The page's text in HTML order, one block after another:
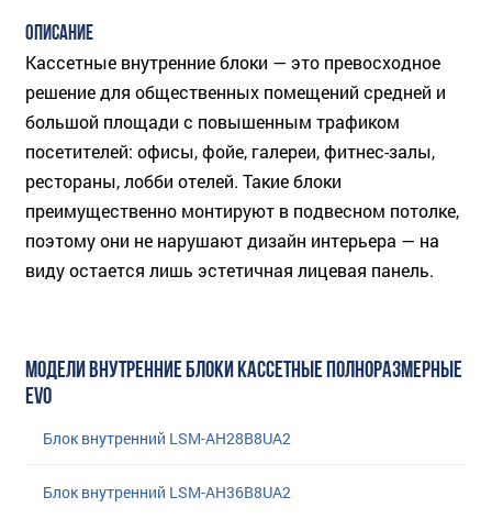
ОПИСАНИЕ
Кассетные внутренние блоки — это превосходное
решение для общественных помещений средней и
большой площади с повышенным трафиком
посетителей: офисы, фойе, галереи, фитнес-залы,
рестораны, лобби отелей. Такие блоки
преимущественно монтируют в подвесном потолке,
поэтому они не нарушают дизайн интерьера — на
виду остается лишь эстетичная лицевая панель.
МОДЕЛИ ВНУТРЕННИЕ БЛОКИ КАССЕТНЫЕ ПОЛНОРАЗМЕРНЫЕ
EVO
Блок внутренний LSM-AH28B8UA2
Блок внутренний LSM-AH36B8UA2